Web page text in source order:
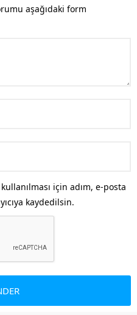
aşağıdaki form
için adım, e-posta
kaydedilsin.